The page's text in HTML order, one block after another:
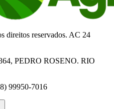
direitos reservados. AC 24
PEDRO ROSENO. RIO
99950-7016